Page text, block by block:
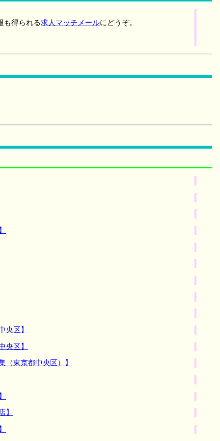
も得られる求人マッチメールにどうぞ。
区】
区】
東京都中央区）】
】